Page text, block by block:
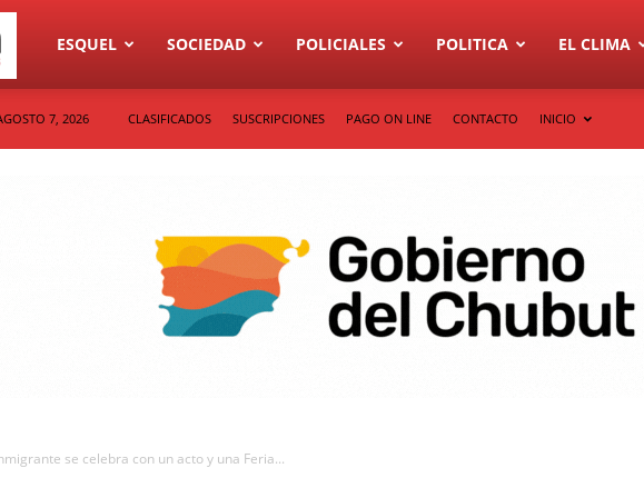
Diario
La
ESQUEL SOCIEDAD POLICIALES POLITICA EL CLIMA
7, 2026 CLASIFICADOS SUSCRIPCIONES PAGO ON LINE CONTACTO INICIO
se celebra con un acto y una Feria...